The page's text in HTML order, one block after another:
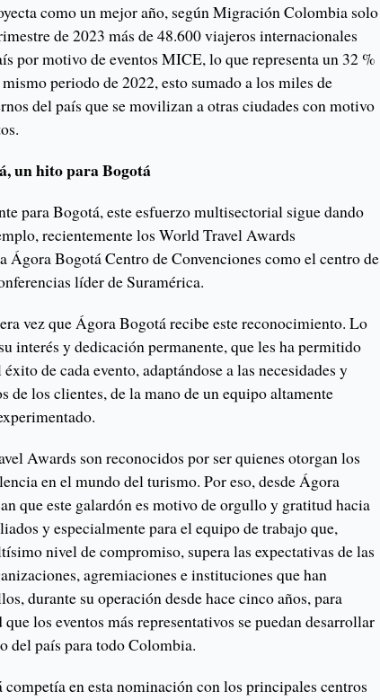
como un mejor año, según Migración Colombia solo
de 2023 más de 48.600 viajeros internacionales
por motivo de eventos MICE, lo que representa un 32 %
periodo de 2022, esto sumado a los miles de
del país que se movilizan a otras ciudades con motivo
un hito para Bogotá
para Bogotá, este esfuerzo multisectorial sigue dando
recientemente los World Travel Awards
Ágora Bogotá Centro de Convenciones como el centro de
líder de Suramérica.
vez que Ágora Bogotá recibe este reconocimiento. Lo
interés y dedicación permanente, que les ha permitido
de cada evento, adaptándose a las necesidades y
de los clientes, de la mano de un equipo altamente
Awards son reconocidos por ser quienes otorgan los
en el mundo del turismo. Por eso, desde Ágora
que este galardón es motivo de orgullo y gratitud hacia
y especialmente para el equipo de trabajo que,
nivel de compromiso, supera las expectativas de las
agremiaciones e instituciones que han
durante su operación desde hace cinco años, para
los eventos más representativos se puedan desarrollar
del país para todo Colombia.
en esta nominación con los principales centros